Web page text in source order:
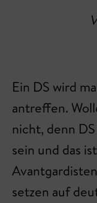
Ein DS wird
antreffen.
nicht, denn
sein und das
setzen auf